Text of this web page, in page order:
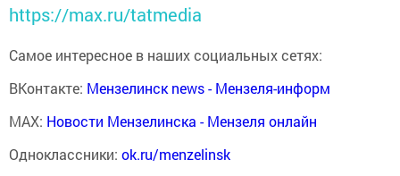
https://max.ru/tatmedia
Самое интересное в наших социальных сетях:
ВКонтакте: Мензелинск news - Мензеля-информ
MAX: Новости Мензелинска - Мензеля онлайн
Одноклассники: ok.ru/menzelinsk